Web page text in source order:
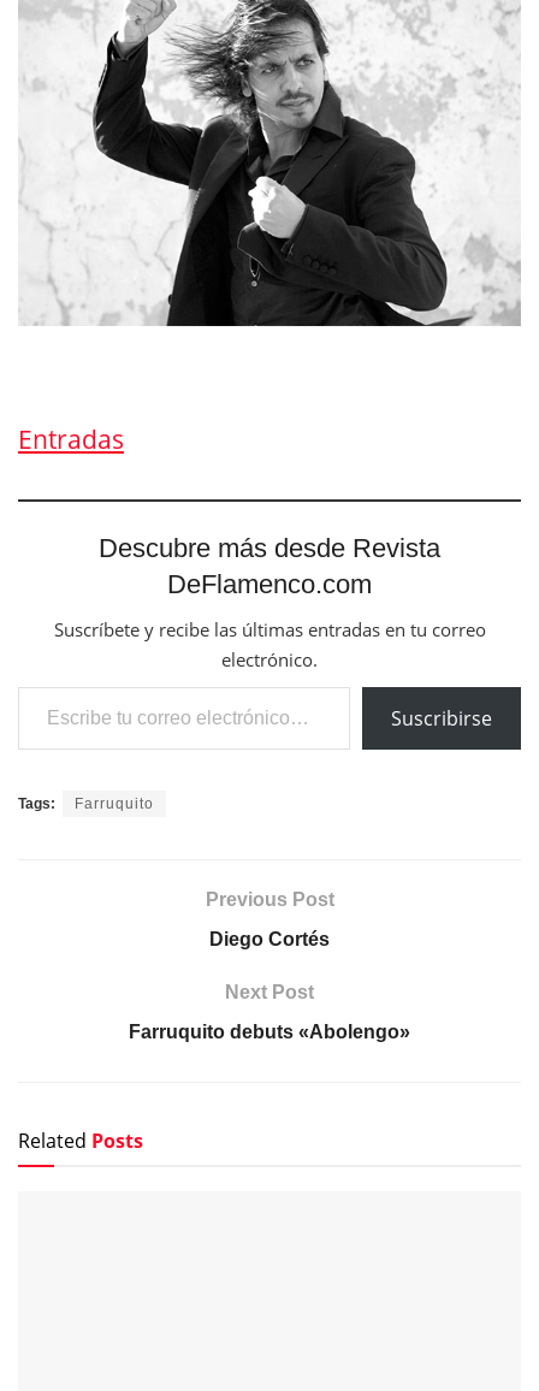
Entradas
Descubre más desde Revista
DeFlamenco.com
Suscríbete y recibe las últimas entradas en tu correo
electrónico.
Escribe tu correo electrónico…
Suscribirse
Tags: Farruquito
Previous Post
Diego Cortés
Next Post
Farruquito debuts «Abolengo»
Related Posts